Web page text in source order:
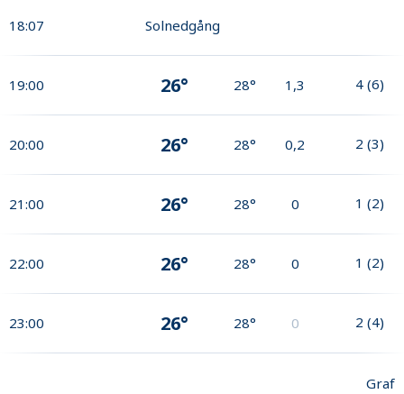
18:07 Solnedgång
19:00 26° 28° 1,3 4 (6)
20:00 26° 28° 0,2 2 (3)
21:00 26° 28° 0 1 (2)
22:00 26° 28° 0 1 (2)
23:00 26° 28° 0 2 (4)
Graf